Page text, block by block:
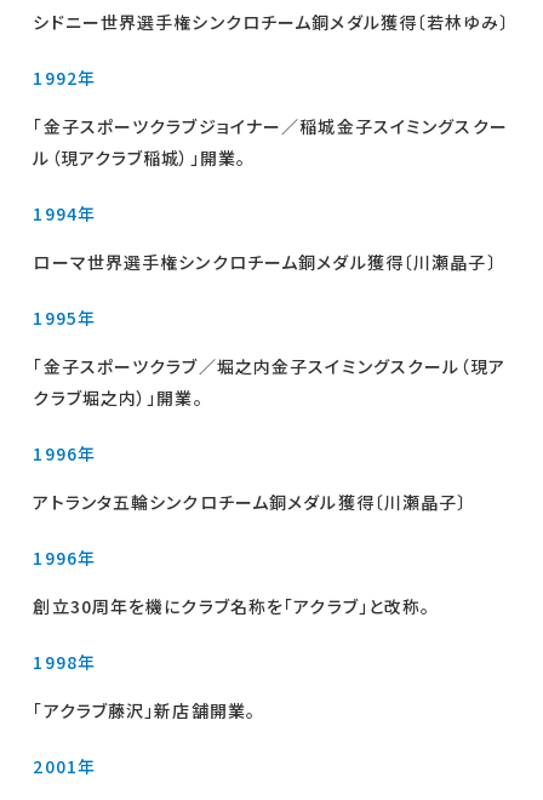
シドニー世界選手権シンクロチーム銅メダル獲得〔若林ゆみ〕
1992年
「金子スポーツクラブジョイナー／稲城金子スイミングスクー
ル（現アクラブ稲城）」開業。
1994年
ローマ世界選手権シンクロチーム銅メダル獲得〔川瀬晶子〕
1995年
「金子スポーツクラブ／堀之内金子スイミングスクール（現ア
クラブ堀之内）」開業。
1996年
アトランタ五輪シンクロチーム銅メダル獲得〔川瀬晶子〕
1996年
創立30周年を機にクラブ名称を「アクラブ」と改称。
1998年
「アクラブ藤沢」新店舗開業。
2001年